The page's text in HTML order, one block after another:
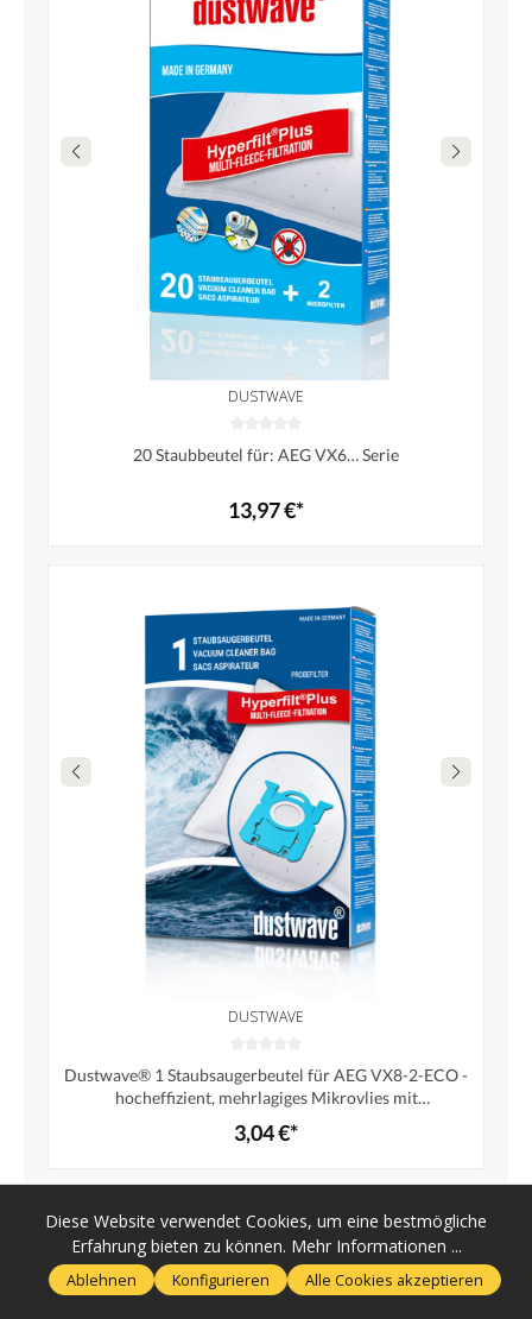
DUSTWAVE
20 Staubbeutel für: AEG VX6… Serie
13,97 €*
DUSTWAVE
Dustwave® 1 Staubsaugerbeutel für AEG VX8-2-ECO -
hocheffizient, mehrlagiges Mikrovlies mit
Hygieneverschluss - Made in Germany
3,04 €*
Diese Website verwendet Cookies, um eine bestmögliche
Erfahrung bieten zu können. Mehr Informationen ...
Ablehnen Konfigurieren Alle Cookies akzeptieren